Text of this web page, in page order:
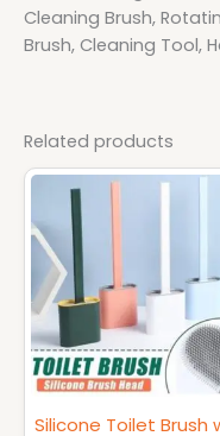
Cleaning Brush,
Brush, Cleaning Tool,
Related products
Silicone Toilet Brush
Original